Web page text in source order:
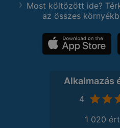
Most költözött ide?
az összes
Alkalmazás
4
1 020